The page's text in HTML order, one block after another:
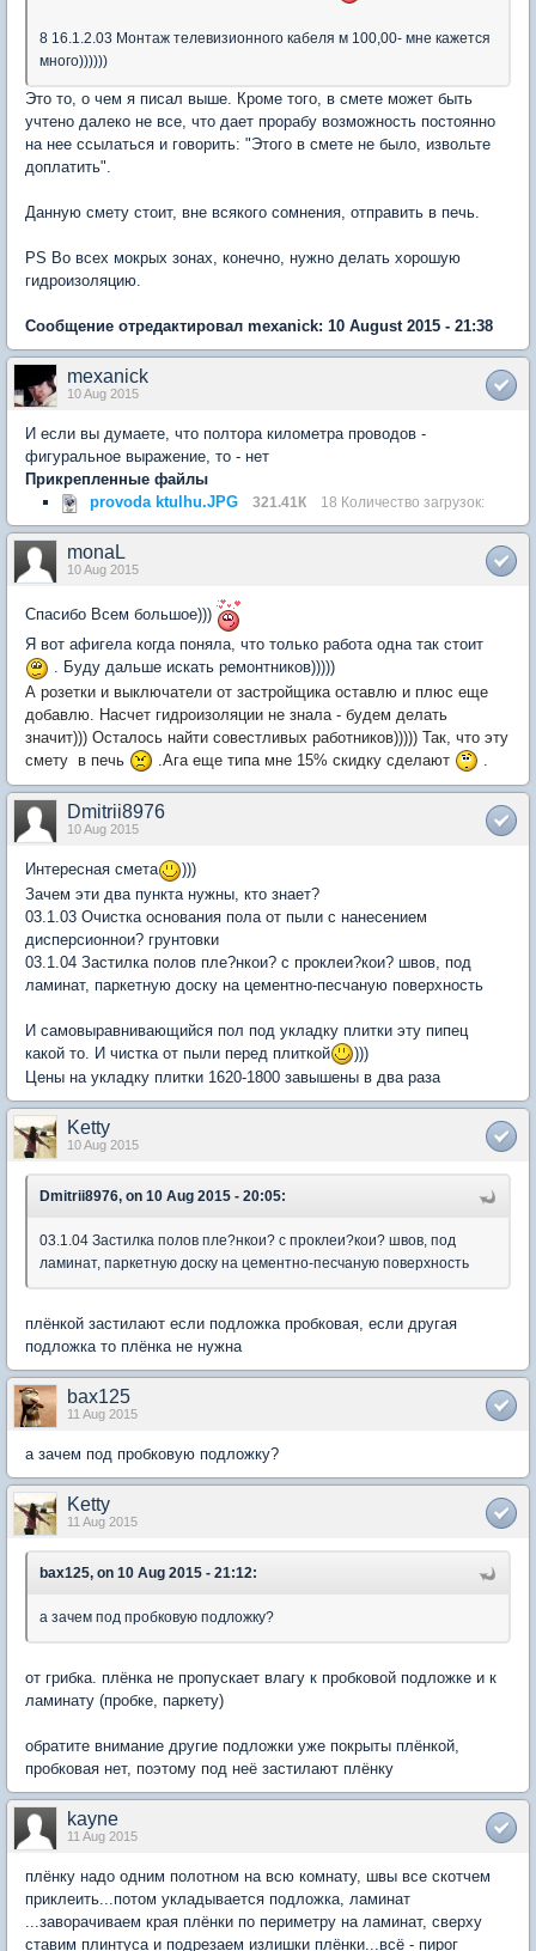
8 16.1.2.03 Монтаж телевизионного кабеля м 100,00- мне кажется
много))))))
Это то, о чем я писал выше. Кроме того, в смете может быть
учтено далеко не все, что дает прорабу возможность постоянно
на нее ссылаться и говорить: "Этого в смете не было, извольте
доплатить".
Данную смету стоит, вне всякого сомнения, отправить в печь.
PS Во всех мокрых зонах, конечно, нужно делать хорошую
гидроизоляцию.
Сообщение отредактировал mexanick: 10 August 2015 - 21:38
mexanick
10 Aug 2015
И если вы думаете, что полтора километра проводов -
фигуральное выражение, то - нет
Прикрепленные файлы
provoda ktulhu.JPG
321.41К 18 Количество загрузок:
monaL
10 Aug 2015
Спасибо Всем большое)))
Я вот афигела когда поняла, что только работа одна так стоит
. Буду дальше искать ремонтников)))))
А розетки и выключатели от застройщика оставлю и плюс еще
добавлю. Насчет гидроизоляции не знала - будем делать
значит))) Осталось найти совестливых работников))))) Так, что эту
смету в печь
.Ага еще типа мне 15% скидку сделают
Dmitrii8976
10 Aug 2015
Интересная смета
)))
Зачем эти два пункта нужны, кто знает?
03.1.03 Очистка основания пола от пыли с нанесением
дисперсионнои? грунтовки
03.1.04 Застилка полов пле?нкои? с проклеи?кои? швов, под
ламинат, паркетную доску на цементно-песчаную поверхность
И самовыравнивающийся пол под укладку плитки эту пипец
какой то. И чистка от пыли перед плиткой
)))
Цены на укладку плитки 1620-1800 завышены в два раза
Ketty
10 Aug 2015
Dmitrii8976, on 10 Aug 2015 - 20:05:
03.1.04 Застилка полов пле?нкои? с проклеи?кои? швов, под
ламинат, паркетную доску на цементно-песчаную поверхность
плёнкой застилают если подложка пробковая, если другая
подложка то плёнка не нужна
bax125
11 Aug 2015
а зачем под пробковую подложку?
Ketty
11 Aug 2015
bax125, on 10 Aug 2015 - 21:12:
а зачем под пробковую подложку?
от грибка. плёнка не пропускает влагу к пробковой подложке и к
ламинату (пробке, паркету)
обратите внимание другие подложки уже покрыты плёнкой,
пробковая нет, поэтому под неё застилают плёнку
kayne
11 Aug 2015
плёнку надо одним полотном на всю комнату, швы все скотчем
приклеить...потом укладывается подложка, ламинат
...заворачиваем края плёнки по периметру на ламинат, сверху
ставим плинтуса и подрезаем излишки плёнки...всё - пирог